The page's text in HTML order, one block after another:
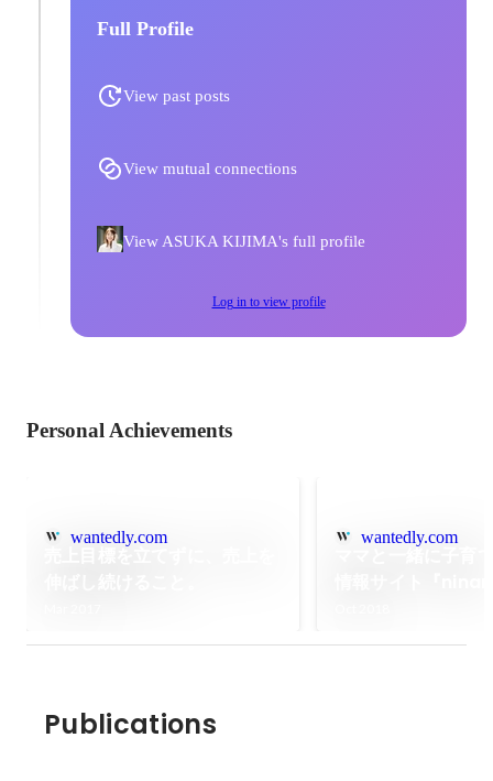
Full Profile
View past posts
View mutual connections
View ASUKA KIJIMA's full profile
Log in to view profile
Personal Achievements
wantedly.com wantedly.com
Publications